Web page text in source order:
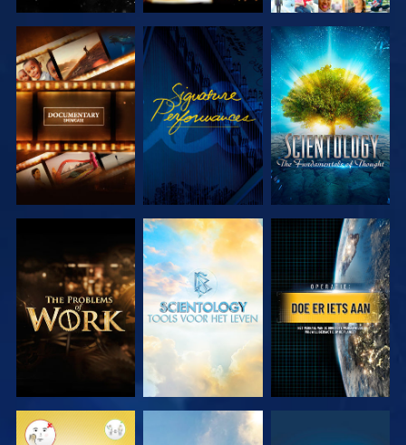
VERKEN DE
SERIE
KIJK
VERKEN DE
SERIE
VERKEN DE
SERIE
VERKEN DE
SERIE
KIJK